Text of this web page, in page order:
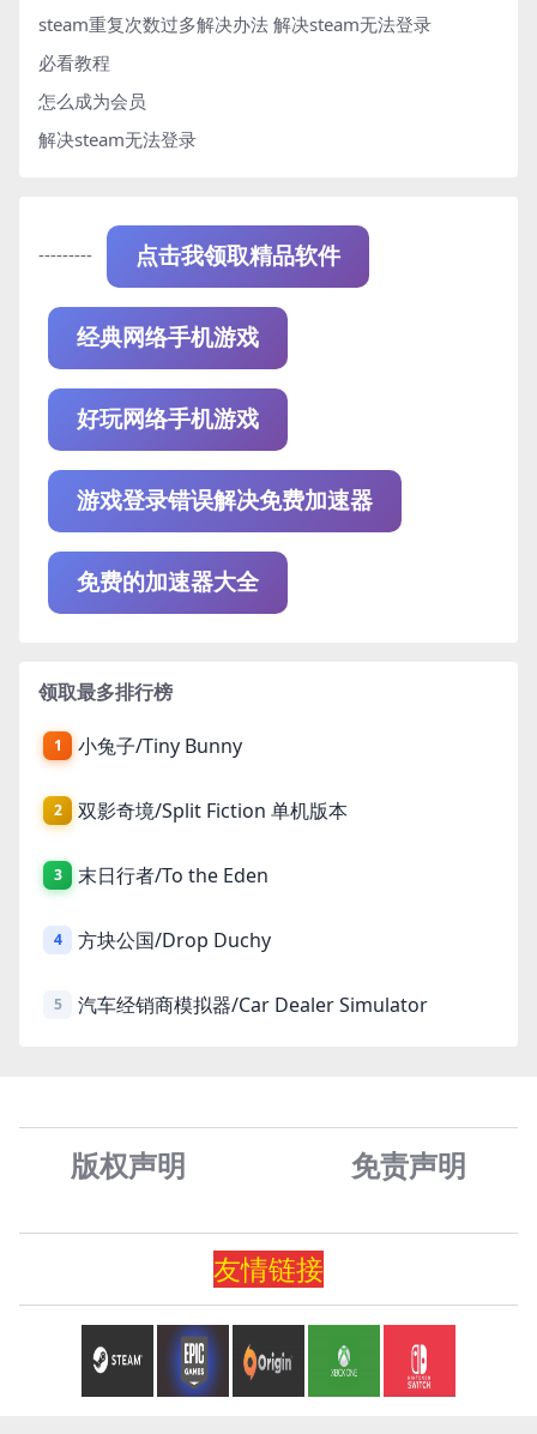
steam重复次数过多解决办法 解决steam无法登录
必看教程
怎么成为会员
解决steam无法登录
--------- 点击我领取精品软件
经典网络手机游戏
好玩网络手机游戏
游戏登录错误解决免费加速器
免费的加速器大全
领取最多排行榜
1 小兔子/Tiny Bunny
2 双影奇境/Split Fiction 单机版本
3 末日行者/To the Eden
4 方块公国/Drop Duchy
5 汽车经销商模拟器/Car Dealer Simulator
版权声明 免责声明
友情链接